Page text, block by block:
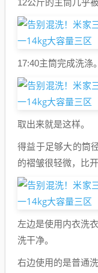
12公斤的主筒几乎被
17:40主筒完成洗涤。
取出来就是这样。
得益于足够大的筒
的褶皱很轻微，比
左边是使用内衣洗
洗干净。
右边使用的是普通